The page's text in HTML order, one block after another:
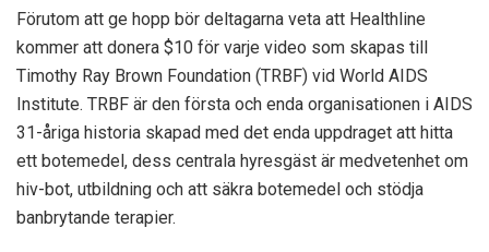
Förutom att ge hopp bör deltagarna veta att Healthline
kommer att donera $10 för varje video som skapas till
Timothy Ray Brown Foundation (TRBF) vid World AIDS
Institute. TRBF är den första och enda organisationen i AIDS
31-åriga historia skapad med det enda uppdraget att hitta
ett botemedel, dess centrala hyresgäst är medvetenhet om
hiv-bot, utbildning och att säkra botemedel och stödja
banbrytande terapier.